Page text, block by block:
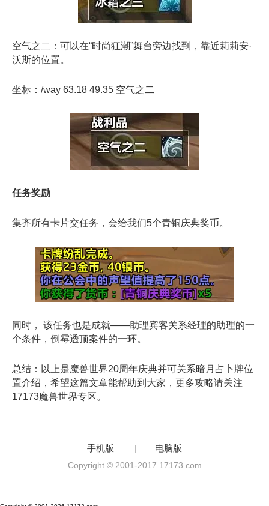
空气之 二：可以在“时尚狂潮”舞台旁边找到，靠近莉莉安·
沃斯的位置。
坐标：/way 63.18 49.35 空气之 二
任务奖励
集齐所有卡片交任务，会给我们5个青铜庆典奖币。
同时， 该任务也是成就——助理宾客关系经理的助理的一
个条件，倒霉透顶案件的一环。
总结：以上是魔兽世界20周年庆典并可关系暗月占卜牌位
置介绍，希望这篇文章能帮助到大家，更多攻略请关注
17173魔兽世界专区。
手机版 | 电脑版
Copyright © 2001-2017 17173.com